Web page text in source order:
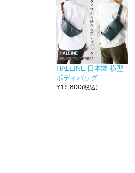
HALEINE 日本製 横型
ボディバッグ
¥19,800(税込)